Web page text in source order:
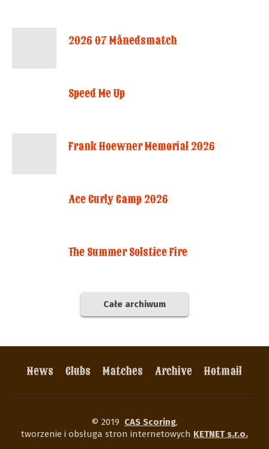
2026 07 Månedsmatch
Speed Me Up
Frank Hoewner Memorial 2026
Ace Curly Camp 2026
The Summer Solstice Fire
Całe archiwum
News Clubs Matches Archive Hotmail
© 2019 CAS Scoring,
tworzenie i obsługa stron internetowych KETNET s.r.o.